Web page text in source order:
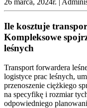
26 marca, 2024r. |
Ile kosztuje
Kompleksowe
leśnych
Transport forwardera
logistyce prac leśnych,
przenoszenie ciężkiego
na specyfikę i rozmiar
odpowiedniego